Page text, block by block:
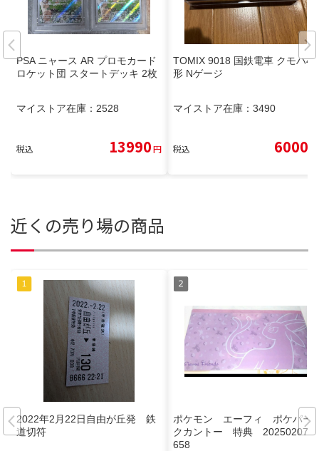
PSA ニャース AR プロモカード
ロケット団 スタートデッキ 2枚
マイストア在庫： 2528
税込 13990円
TOMIX 9018 国鉄電車 クモハ40
形 Nゲージ
マイストア在庫： 3490
税込 6000
近くの売り場の商品
2022年2月22日自由が丘発 鉄
道切符
ポケモン エーフィ ポケパー
クカントー 特典 202502071
658